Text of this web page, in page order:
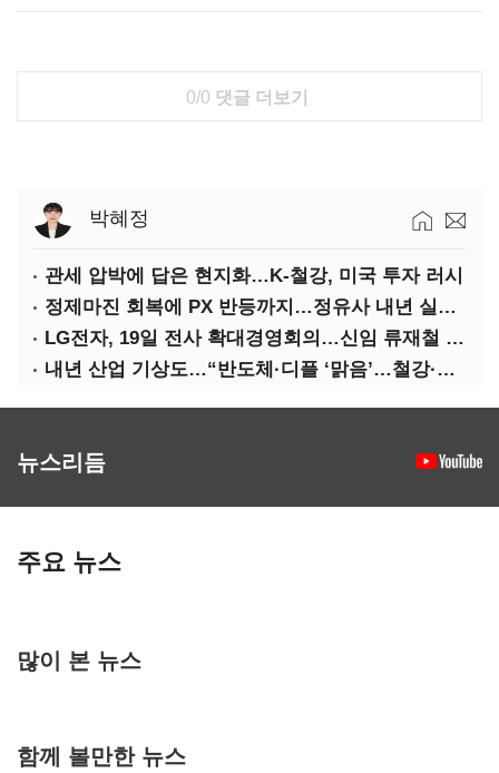
0/0 댓글 더보기
박혜정
관세 압박에 답은 현지화…K-철강, 미국 투자 러시
정제마진 회복에 PX 반등까지…정유사 내년 실적 기대
LG전자, 19일 전사 확대경영회의…신임 류재철 사장 주관
내년 산업 기상도…“반도체·디플 ‘맑음’…철강·석화 ‘흐림’”
뉴스리듬
주요 뉴스
많이 본 뉴스
함께 볼만한 뉴스